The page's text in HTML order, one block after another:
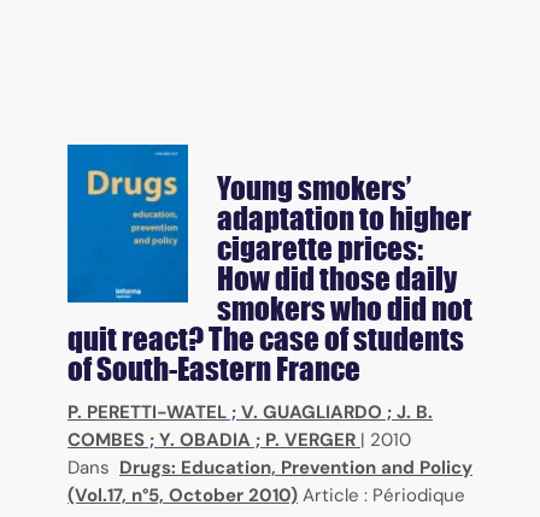
Young smokers’
adaptation to higher
cigarette prices:
How did those daily
smokers who did not
quit react? The case of students
of South-Eastern France
P. PERETTI-WATEL ; V. GUAGLIARDO ; J. B.
COMBES ; Y. OBADIA ; P. VERGER | 2010
Dans Drugs: Education, Prevention and Policy
(Vol.17, n°5, October 2010) Article : Périodique